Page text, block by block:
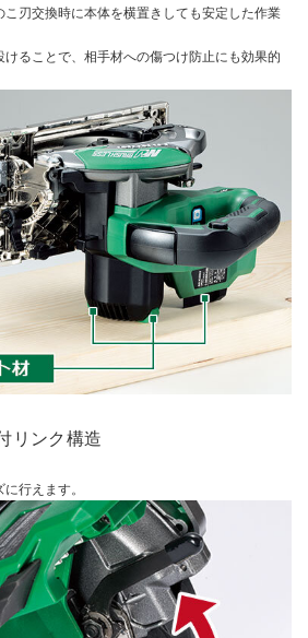
刃交換時に本体を横置きしても安定した作業
ることで、相手材への傷つけ防止にも効果的
リンク構造
行えます。